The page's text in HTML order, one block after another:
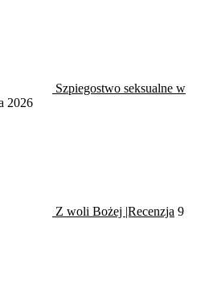
Szpiegostwo seksualne w
2026
Z woli Bożej |Recenzja 9